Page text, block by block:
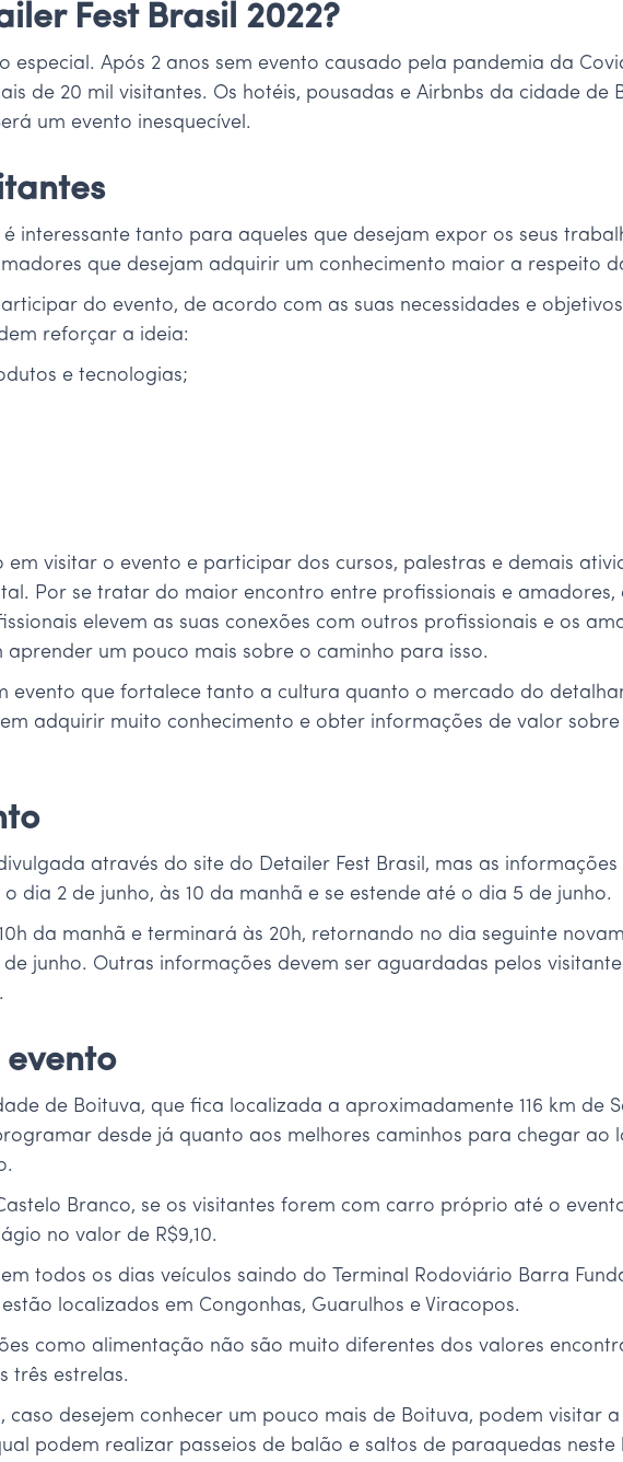
Fest Brasil 2022?
especial. Após 2 anos sem evento causado pela pandemia da
de 20 mil visitantes. Os hotéis, pousadas e Airbnbs da cidade de
um evento inesquecível.
interessante tanto para aqueles que desejam expor os seus
que desejam adquirir um conhecimento maior a respeito
do evento, de acordo com as suas necessidades e
reforçar a ideia:
e tecnologias;
em visitar o evento e participar dos cursos, palestras e demais
Por se tratar do maior encontro entre profissionais e amadores,
elevem as suas conexões com outros profissionais e os
um pouco mais sobre o caminho para isso.
evento que fortalece tanto a cultura quanto o mercado do
adquirir muito conhecimento e obter informações de valor sobre
através do site do Detailer Fest Brasil, mas as
dia 2 de junho, às 10 da manhã e se estende até o dia 5 de junho.
da manhã e terminará às 20h, retornando no dia seguinte
junho. Outras informações devem ser aguardadas pelos
de Boituva, que fica localizada a aproximadamente 116 km de
desde já quanto aos melhores caminhos para chegar ao
Branco, se os visitantes forem com carro próprio até o
no valor de R$9,10.
todos os dias veículos saindo do Terminal Rodoviário Barra
localizados em Congonhas, Guarulhos e Viracopos.
como alimentação não são muito diferentes dos valores
três estrelas.
caso desejem conhecer um pouco mais de Boituva, podem visitar
podem realizar passeios de balão e saltos de paraquedas neste